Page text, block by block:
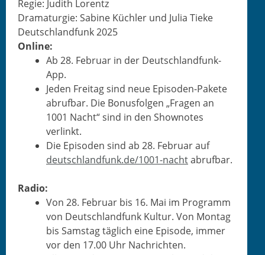
Regie: Judith Lorentz
Dra­maturgie: Sabine Küch­ler und Julia Tieke
Deutsch­land­funk 2025
Online:
Ab 28. Feb­ru­ar in der Deutschlandfunk-
App.
Jeden Fre­itag sind neue Episo­den-Pakete
abruf­bar. Die Bonus­fol­gen „Fra­gen an
1001 Nacht“ sind in den Shownotes
verlinkt.
Die Episo­den sind ab 28. Feb­ru­ar auf
deutschlandfunk.de/1001-nachtabrufbar.
Radio:
Von 28. Feb­ru­ar bis 16. Mai im Pro­gramm
von Deutsch­land­funk Kul­tur. Von Mon­tag
bis Sam­stag täglich eine Episode, immer
vor den 17.00 Uhr Nachrichten.